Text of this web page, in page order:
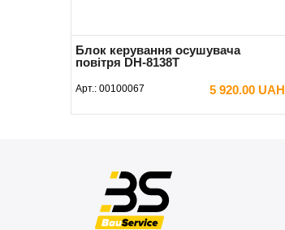
Блок керування осушувача
повітря DH-8138Т
Арт.: 00100067 5 920.00 UAH
В КОШИК